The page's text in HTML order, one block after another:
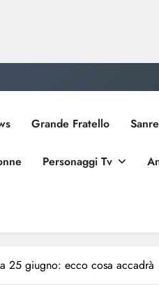
Grande Fratello
Personaggi Tv
25 giugno: ecco cosa accadrà